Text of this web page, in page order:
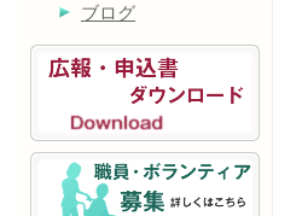
ブログ